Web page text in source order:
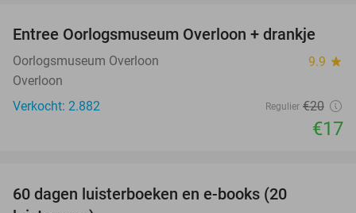
15%
Entree Oorlogsmuseum Overloon + drankje
Oorlogsmuseum Overloon 9.9 star
Overloon
Verkocht: 2.882
Regulier €20
€17
60 dagen luisterboeken en e-books (20